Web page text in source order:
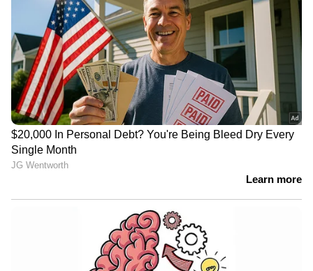
ക്യാന്‍‌സര്‍ സാധ്യതയെ കുറയ്ക്കാനും
സഹായിക്കും.
നാല്...
ബീന്‍സ് ആണ് അടുത്തതായി ഈ പട്ടികയില്‍
ഉള്‍പ്പെടുന്നത്. സള്‍ഫറും ഫൈബറും
മറ്റും അടങ്ങിയ ഇവ ക്യാന്‍സര്‍ സാധ്യതയെ
തടയുമെന്നാണ് വിദഗ്ധര്‍ പറയുന്നത്.